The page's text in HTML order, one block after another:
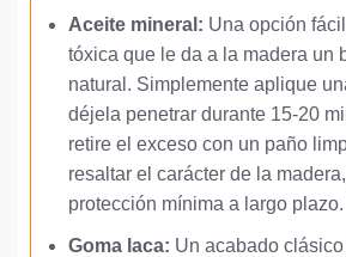
Aceite mineral: Una opción
tóxica que le da a la madera un
natural. Simplemente aplique
déjela penetrar durante 15-20
retire el exceso con un paño
resaltar el carácter de la
protección mínima a largo plazo.
Goma laca: Un acabado